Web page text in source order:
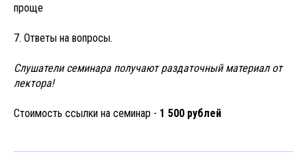
проще
7. Ответы на вопросы.
Слушатели семинара получают раздаточный материал от
лектора!
Стоимость ссылки на семинар - 1 500 рублей